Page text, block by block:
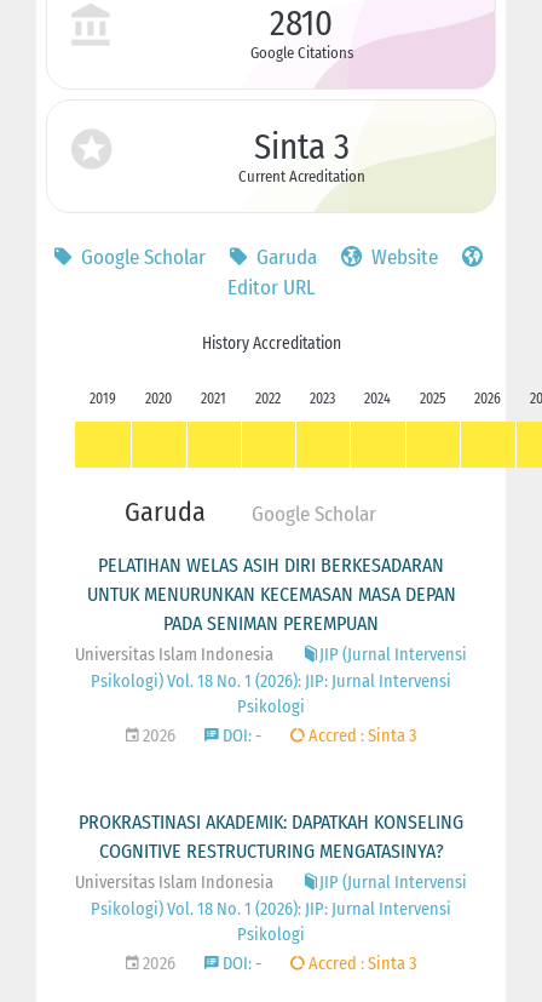
2810
Google Citations
Sinta 3
Current Acreditation
Google Scholar Garuda
Website
Editor URL
History Accreditation
2019 2020 2021 2022 2023 2024 2025 2026
Garuda Google Scholar
PELATIHAN WELAS ASIH DIRI BERKESADARAN
UNTUK MENURUNKAN KECEMASAN MASA DEPAN
PADA SENIMAN PEREMPUAN
Universitas Islam Indonesia
JIP (Jurnal Intervensi
Psikologi) Vol. 18 No. 1 (2026): JIP: Jurnal Intervensi
Psikologi
2026
DOI: - Accred : Sinta 3
PROKRASTINASI AKADEMIK: DAPATKAH KONSELING
COGNITIVE RESTRUCTURING MENGATASINYA?
Universitas Islam Indonesia
JIP (Jurnal Intervensi
Psikologi) Vol. 18 No. 1 (2026): JIP: Jurnal Intervensi
Psikologi
2026
DOI: - Accred : Sinta 3